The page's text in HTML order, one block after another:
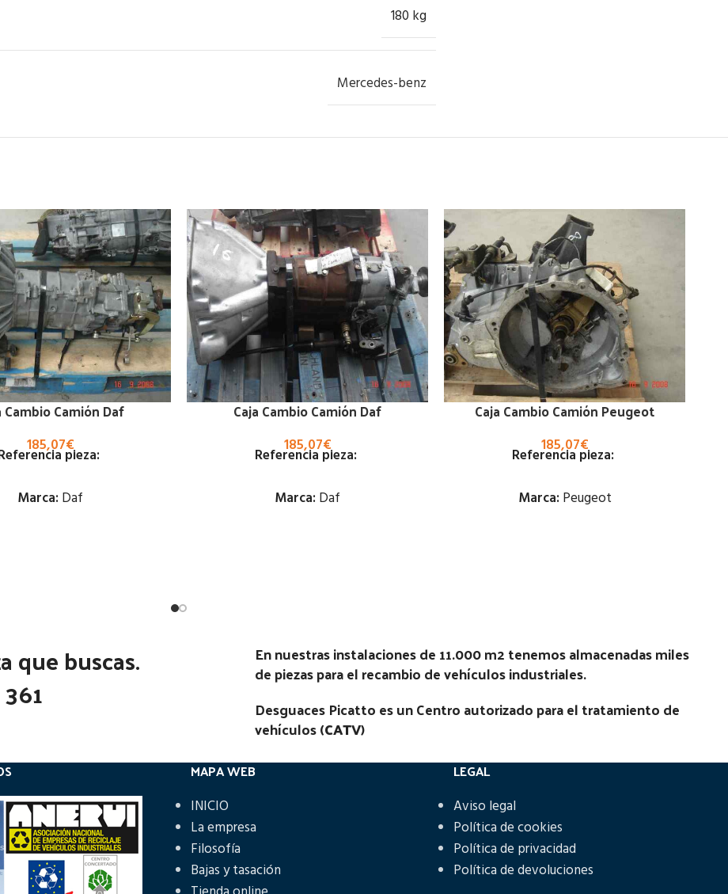
180 kg
Mercedes-benz
Cambio Camión Daf
185,07€
pieza:
Marca: Daf
Pieza:47063
Caja Cambio Camión Daf
185,07€
Referencia pieza:
Marca: Daf
Código Pieza:47062
Caja Cambio Camión Peugeot
185,07€
Referencia pieza:
Marca: Peugeot
Código Pieza:47055
que buscas. En nuestras instalaciones de 11.000 m2 tenemos almacenadas miles
de piezas para el recambio de vehículos industriales.
Desguaces Picatto es un Centro autorizado para el tratamiento de
vehículos (CATV)
MAPA WEB
INICIO
La empresa
Filosofía
Bajas y tasación
LEGAL
Aviso legal
Política de cookies
Política de privacidad
Política de devoluciones